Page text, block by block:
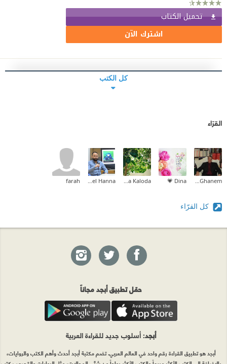
تحميل الكتاب
اشترك الآن
كل الكتب
القرّاء
Dina 💗
farah
كل القرّاء
حمّل تطبيق أبجد مجاناً
أبجد: أسلوب جديد للقراءة العربية
أبجد هو تطبيق القراءة رقم واحد في العالم العربي. تضم مكتبة أبجد أحدث وأهم الكتب والروايات،